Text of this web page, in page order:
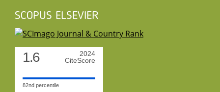
SCOPUS ELSEVIER
1.6
2024
CiteScore
82nd percentile